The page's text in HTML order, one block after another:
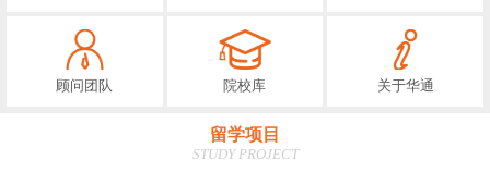
顾问团队 院校库 关于华通
留学项目
STUDY PROJECT